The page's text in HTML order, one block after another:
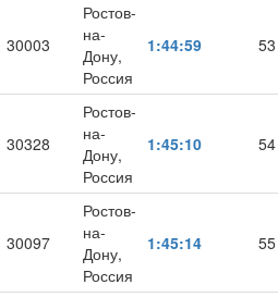
30003
Ростов-
на-
Дону,
Россия
1:44:59 53
30328
Ростов-
на-
Дону,
Россия
1:45:10 54
30097
Ростов-
на-
Дону,
Россия
1:45:14 55